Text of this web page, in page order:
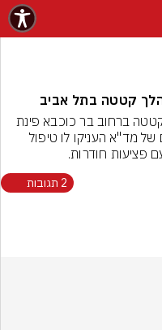
גבר כבן 26 נפצע באורח בינוני במהלך קטטה ברחוב בר כוכבא פינת
פציעות חודרות.
2 תגובות